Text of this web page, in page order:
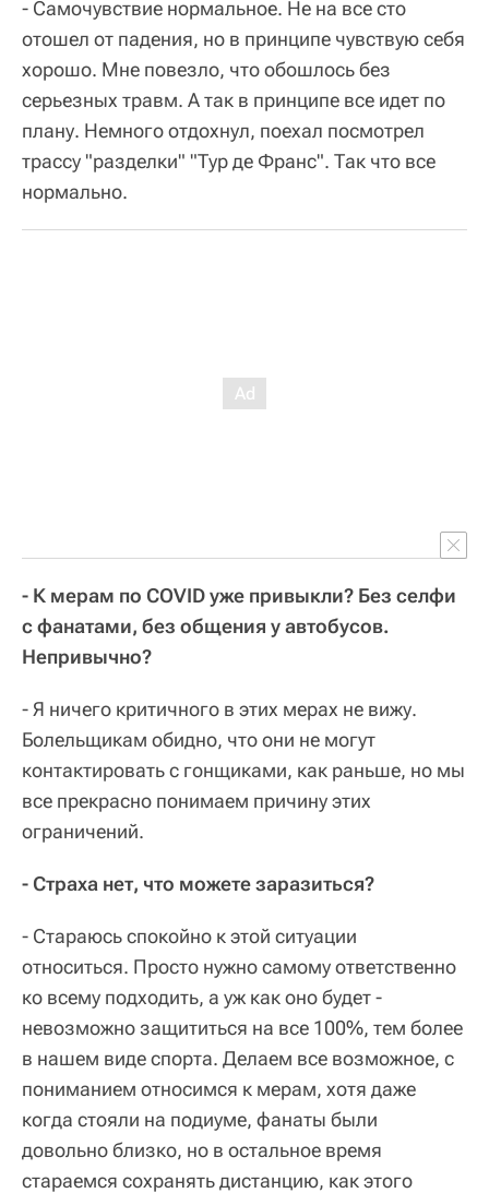
- Самочувствие нормальное. Не на все сто
отошел от падения, но в принципе чувствую себя
хорошо. Мне повезло, что обошлось без
серьезных травм. А так в принципе все идет по
плану. Немного отдохнул, поехал посмотрел
трассу "разделки" "Тур де Франс". Так что все
нормально.
- К мерам по COVID уже привыкли? Без селфи
с фанатами, без общения у автобусов.
Непривычно?
- Я ничего критичного в этих мерах не вижу.
Болельщикам обидно, что они не могут
контактировать с гонщиками, как раньше, но мы
все прекрасно понимаем причину этих
ограничений.
- Страха нет, что можете заразиться?
- Стараюсь спокойно к этой ситуации
относиться. Просто нужно самому ответственно
ко всему подходить, а уж как оно будет -
невозможно защититься на все 100%, тем более
в нашем виде спорта. Делаем все возможное, с
пониманием относимся к мерам, хотя даже
когда стояли на подиуме, фанаты были
довольно близко, но в остальное время
стараемся сохранять дистанцию, как этого